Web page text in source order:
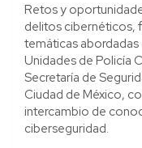
Retos y
delitos cibernéticos,
temáticas abordadas
Unidades de Policía
Secretaría de
Ciudad de México,
intercambio de
ciberseguridad.